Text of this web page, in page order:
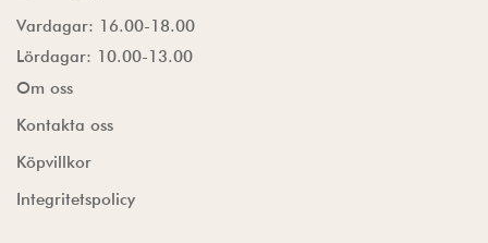
Vardagar: 16.00-18.00
Lördagar: 10.00-13.00
Om oss
Kontakta oss
Köpvillkor
Integritetspolicy